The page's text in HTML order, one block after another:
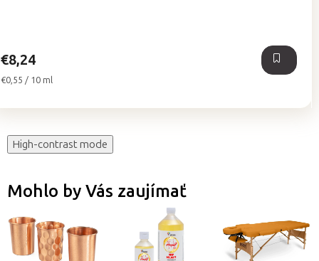
€8,24
Jednotková
€0,55 / 10 ml
High-contrast mode
Mohlo by Vás zaujímať